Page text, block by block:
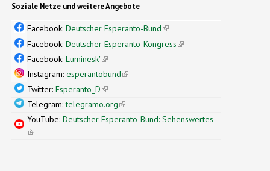
Soziale Netze und weitere Angebote
Facebook:Deutscher Esperanto-Bund(link is external)
Facebook:Deutscher Esperanto-Kongress(link is external)
Facebook:Luminesk'(link is external)
Instagram:esperantobund(link is external)
Twitter:Esperanto_D(link is external)
Telegram:telegramo.org(link is external)
YouTube:Deutscher Esperanto-Bund: Sehenswertes
(link is external)